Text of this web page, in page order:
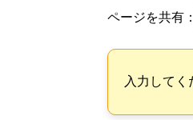
ページを共有：
入力して